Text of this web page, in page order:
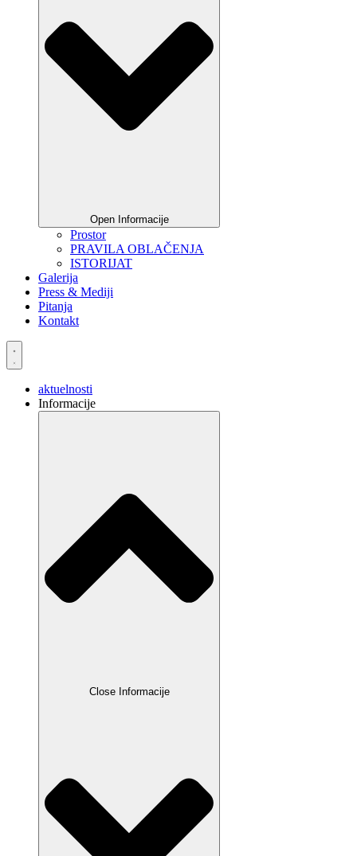
Open Informacije
Prostor
PRAVILA OBLAČENJA
ISTORIJAT
Galerija
Press & Mediji
Pitanja
Kontakt
aktuelnosti
Informacije
Close Informacije